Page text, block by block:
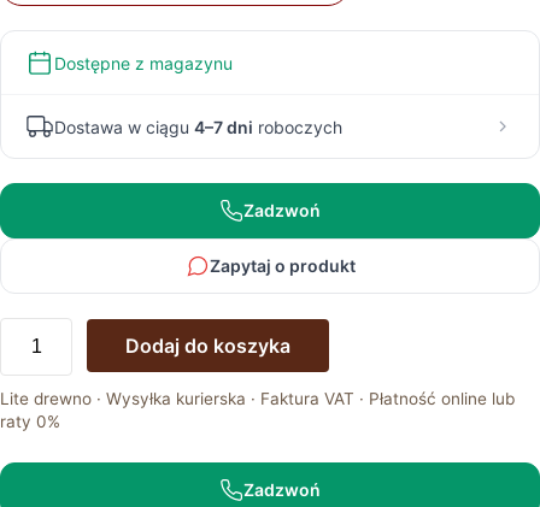
Dostępne z magazynu
Dostawa w ciągu 4–7 dni roboczych
Zadzwoń
Zapytaj o produkt
Loftowy
dębowy
nowoczesny
stół
Basic
Dodaj do koszyka
Lite drewno · Wysyłka kurierska · Faktura VAT · Płatność online lub
raty 0%
Zadzwoń